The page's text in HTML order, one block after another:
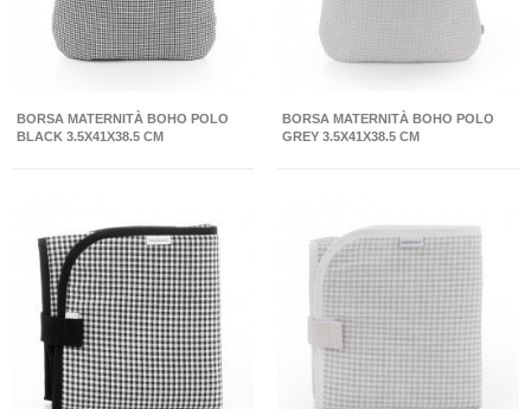
BORSA MATERNITÀ BOHO POLO
BLACK 3.5X41X38.5 CM
BORSA MATERNITÀ BOHO POLO
GREY 3.5X41X38.5 CM